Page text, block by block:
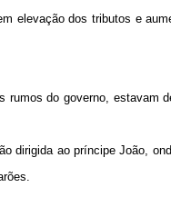
elevação dos tributos e
rumos do governo, estavam
dirigida ao príncipe João,